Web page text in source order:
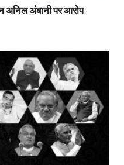
अनिल अंबानी पर आरोप